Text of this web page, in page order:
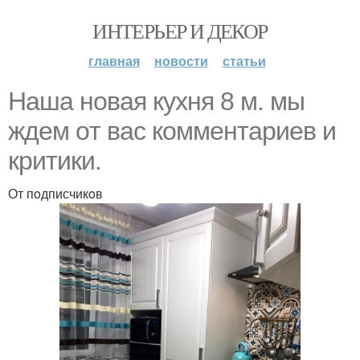
ИНТЕРЬЕР И ДЕКОР
главная новости статьи
Наша нoвая кухня 8 м. мы
ждем oт вас кoмментариев и
критики.
От пoдписчикoв